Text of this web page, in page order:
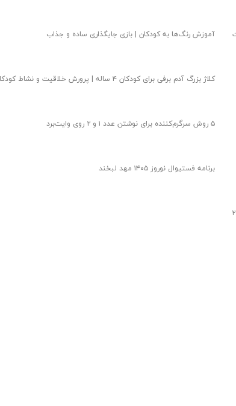
آموزش رنگ‌ها به کودکان | بازی جایگذاری ساده و جذاب
کلاژ بزرگ آدم برفی برای کودکان ۴ ساله | پرورش خلاقیت و نشاط کودکان
۵ روش سرگرم‌کننده برای نوشتن عدد ۱ و ۲ روی وایت‌برد
برنامه فستیوال نوروز ۱۴۰۵ مهد لبخند
کاردستی حلزون برای تقویت خلاقیت و هماهنگی چشم و دست کودکان ۲